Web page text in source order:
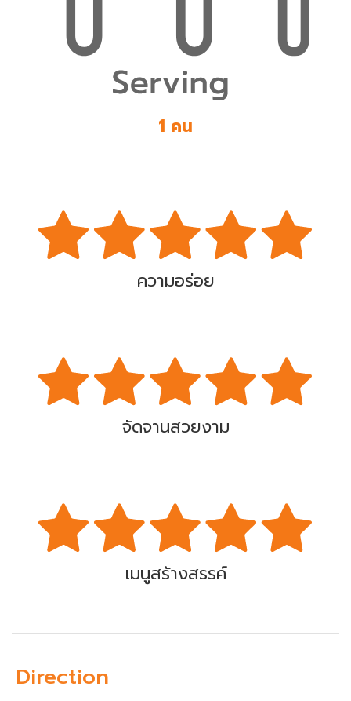
1 คน
ความอร่อย
จัดจานสวยงาม
เมนูสร้างสรรค์
Direction